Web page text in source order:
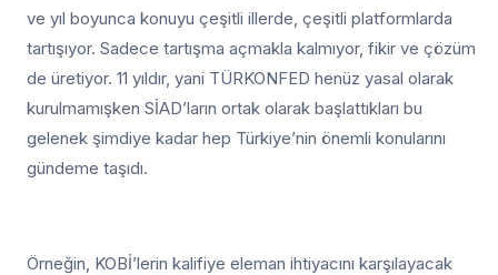
ve yıl boyunca konuyu çeşitli illerde, çeşitli platformlarda
tartışıyor. Sadece tartışma açmakla kalmıyor, fikir ve çözüm
de üretiyor. 11 yıldır, yani TÜRKONFED henüz yasal olarak
kurulmamışken SİAD’ların ortak olarak başlattıkları bu
gelenek şimdiye kadar hep Türkiye’nin önemli konularını
gündeme taşıdı.
Örneğin, KOBİ’lerin kalifiye eleman ihtiyacını karşılayacak